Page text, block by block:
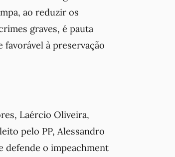
ao reduzir os
graves, é pauta
à preservação
Laércio Oliveira,
pelo PP, Alessandro
defende o impeachment